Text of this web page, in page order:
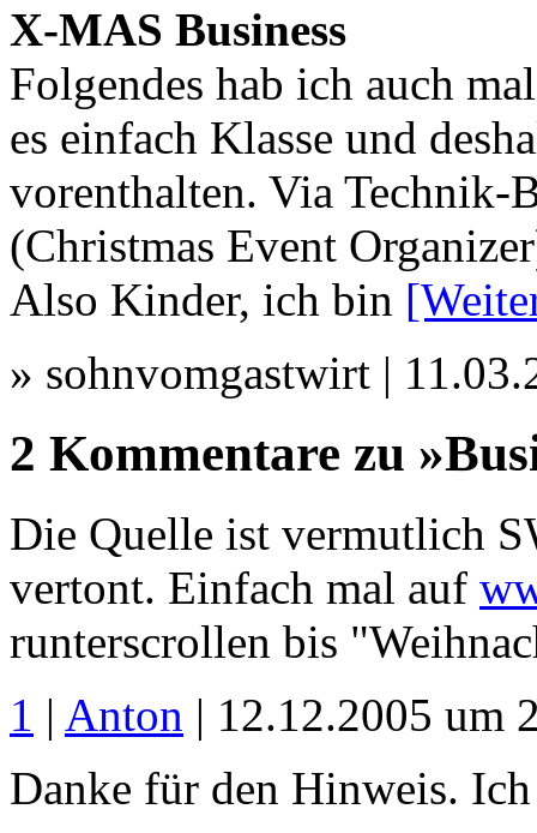
X-MAS Business
Folgendes hab ich auch
es einfach Klasse und
vorenthalten. Via Technik-
(Christmas Event
Also Kinder, ich bin
» sohnvomgastwirt |
2 Kommentare zu
Die Quelle ist vermutlich
vertont. Einfach mal auf
runterscrollen bis
1 | Anton | 12.12.2005 um
Danke für den Hinweis.